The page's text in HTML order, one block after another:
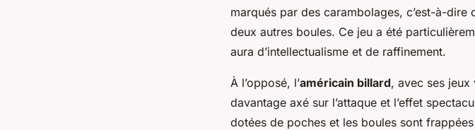
marqués par des carambolages, c’est-à-
deux autres boules. Ce jeu a été
aura d’intellectualisme et de raffinement.
À l’opposé, l’américain billard, avec ses
davantage axé sur l’attaque et l’effet
dotées de poches et les boules sont